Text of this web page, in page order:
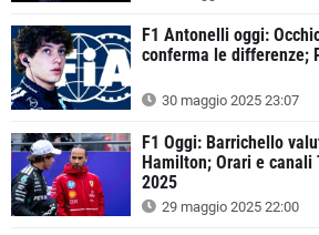
F1 Antonelli oggi:
conferma le differenze;
30 maggio 2025 23:07
F1 Oggi: Barrichello
Hamilton; Orari e canali
2025
29 maggio 2025 22:00